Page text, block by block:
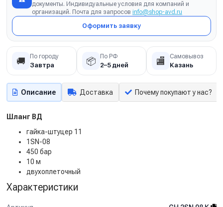
документы. Индивидуальные условия для компаний и
организаций. Почта для запросов info@shop-avd.ru
Оформить заявку
🚚 По городу
Завтра 📦 По РФ
2–5 дней 🏬 Самовывоз
Казань
Описание Доставка Почему покупают у нас?
Шланг ВД
гайка-штуцер 11
1SN-08
450 бар
10 м
двухоплеточный
Характеристики